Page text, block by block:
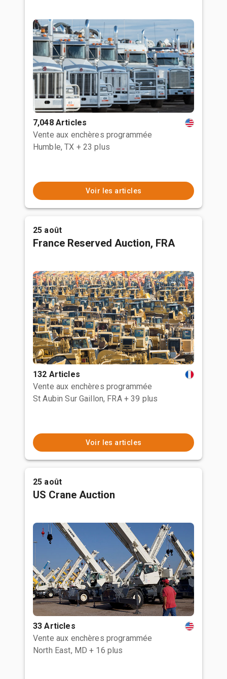
7,048 Articles
Vente aux enchères programmée
Humble, TX + 23 plus
Voir les articles
25 août
France Reserved Auction, FRA
132 Articles
Vente aux enchères programmée
St Aubin Sur Gaillon, FRA + 39 plus
Voir les articles
25 août
US Crane Auction
33 Articles
Vente aux enchères programmée
North East, MD + 16 plus